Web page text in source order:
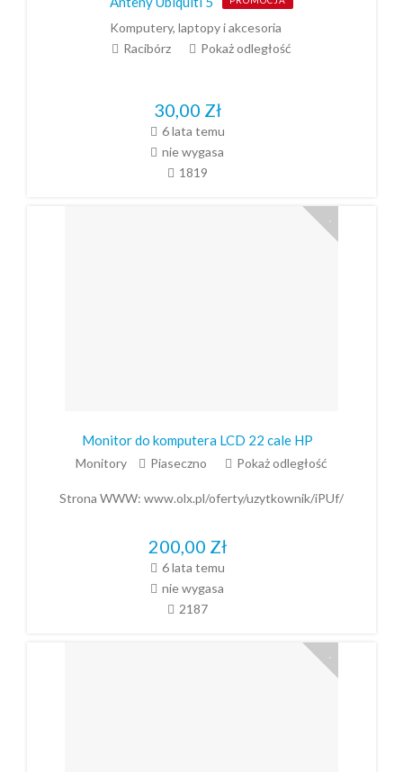
Komputery, laptopy i akcesoria
Racibórz
Pokaż odległość
30,00 Zł
6 lata temu
nie wygasa
1819
Monitor do komputera LCD 22 cale HP
Monitory Piaseczno Pokaż odległość
Strona WWW: www.olx.pl/oferty/uzytkownik/iPUf/
200,00 Zł
6 lata temu
nie wygasa
2187